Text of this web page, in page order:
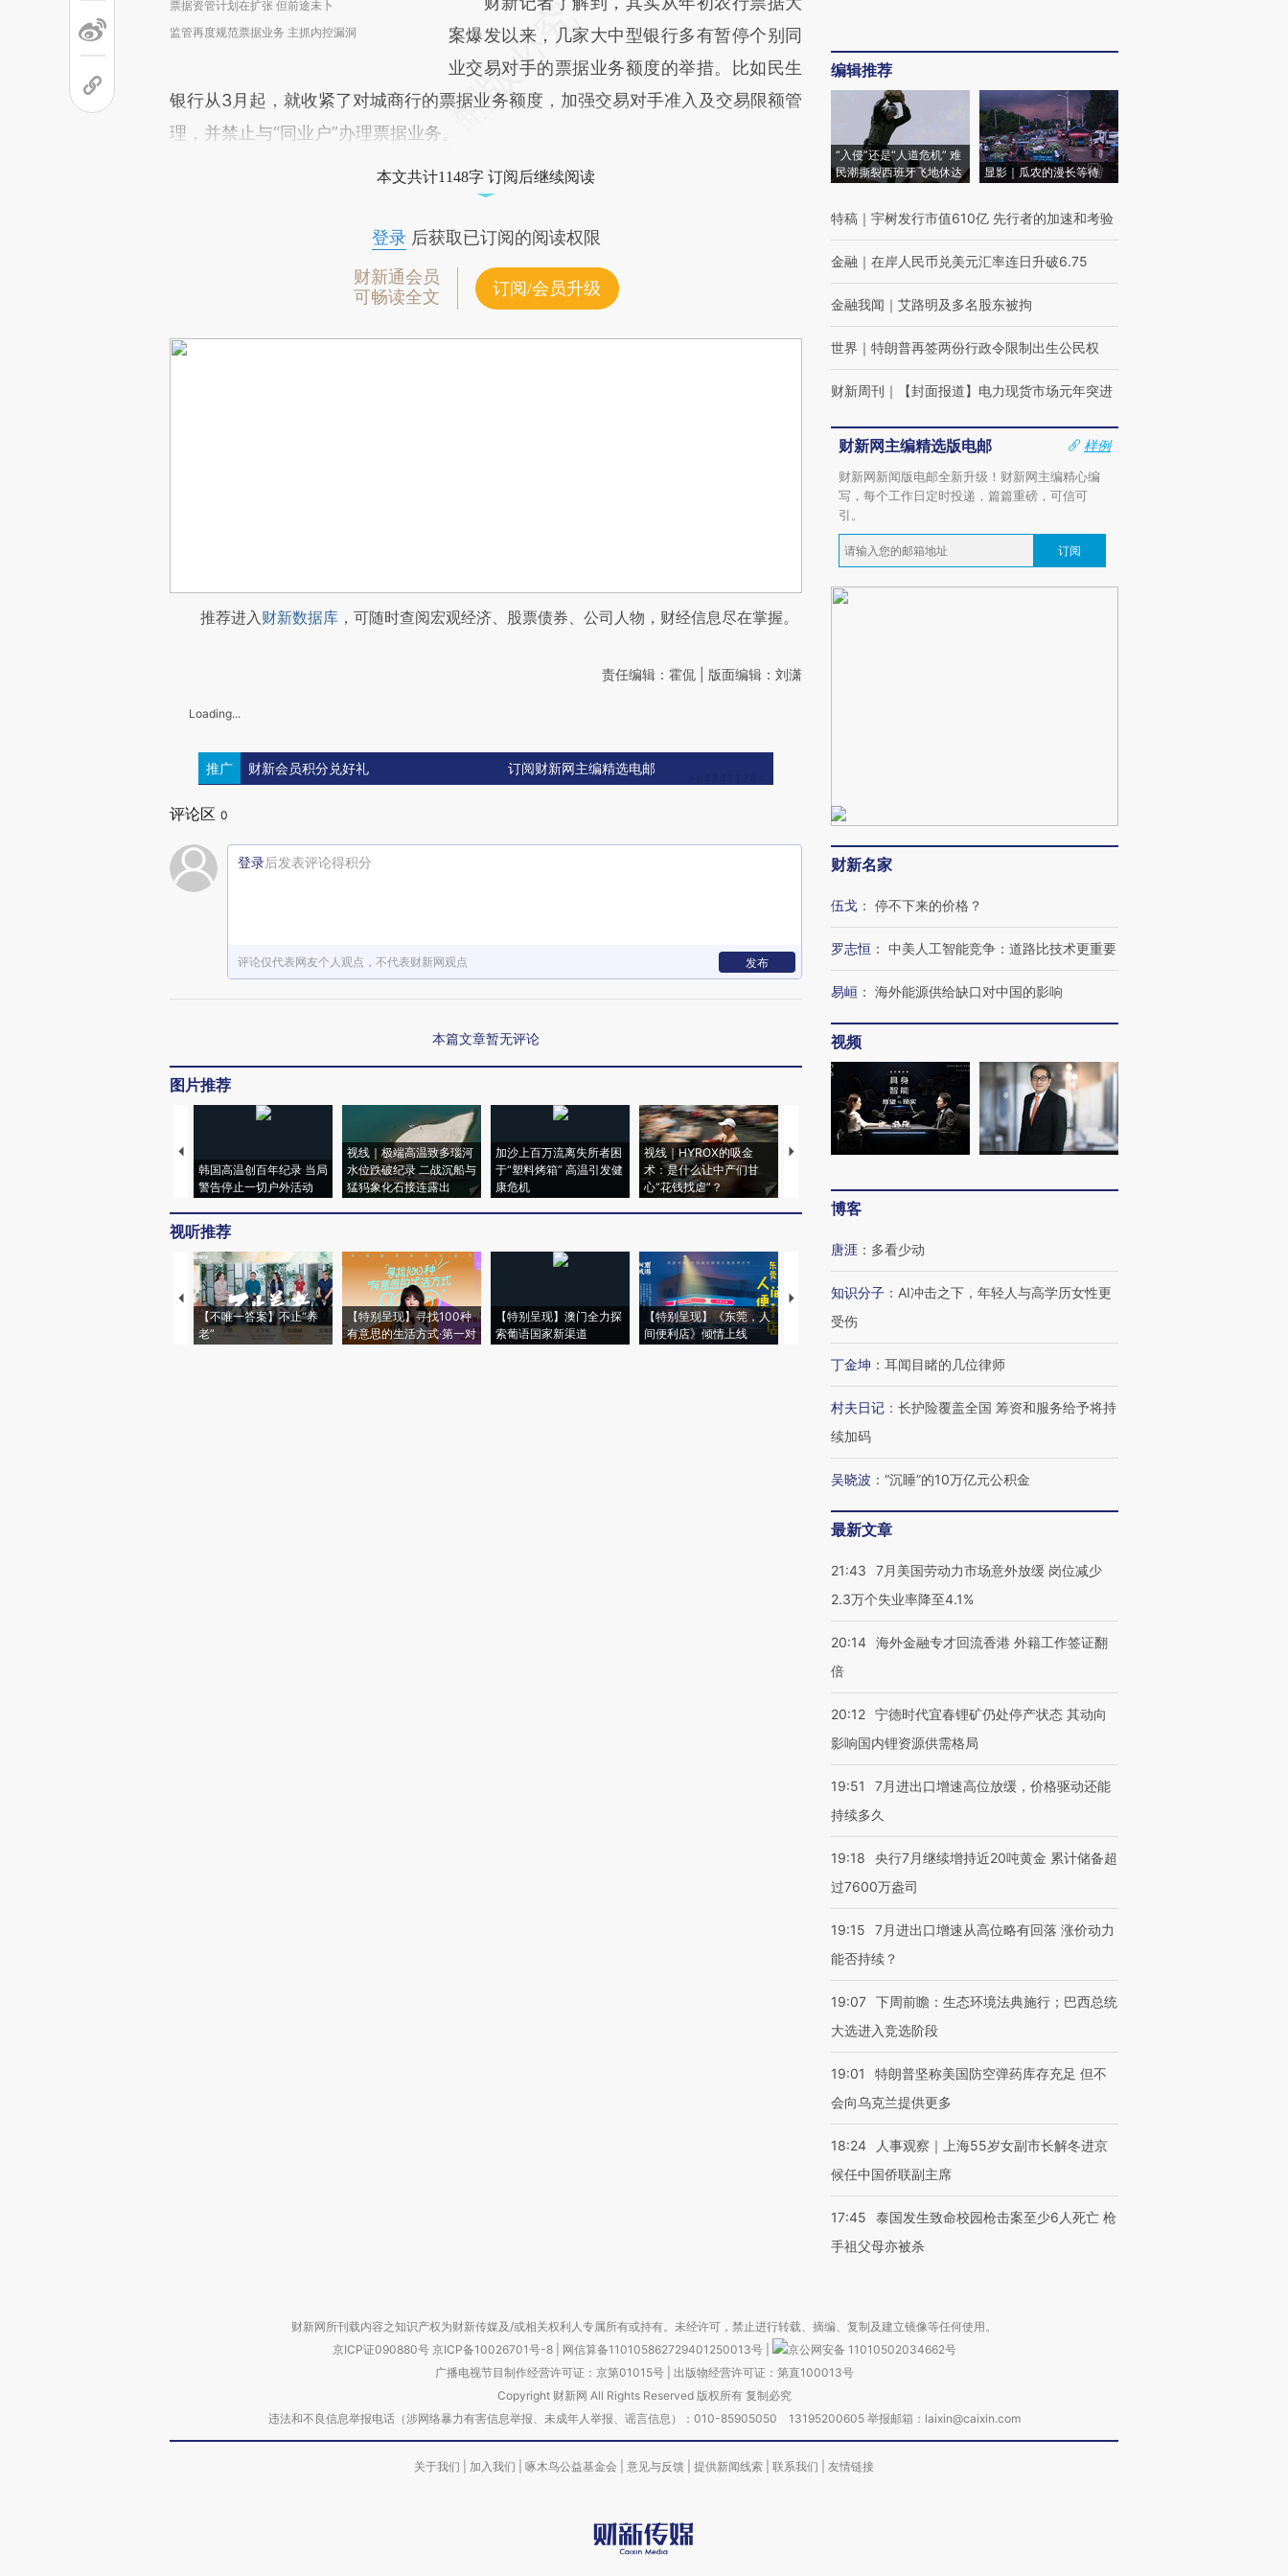
票据资管计划在扩张 但前途未卜
监管再度规范票据业务 主抓内控漏洞
案爆发以来，几家大中型银行多有暂停个别同
业交易对手的票据业务额度的举措。比如民生
银行从3月起，就收紧了对城商行的票据业务额度，加强交易对手准入及交易限额管
理，并禁止与“同业户”办理票据业务。
本文共计1148字 订阅后继续阅读
登录后获取已订阅的阅读权限
财新通会员
可畅读全文
订阅/会员升级
推荐进入财新数据库 ，可随时查阅宏观经济、股票债券、公司人物，财经信息尽在掌握。
责任编辑：霍侃 | 版面编辑：刘潇
Loading...
推广 财新会员积分兑好礼 订阅财新网主编精选电邮
评论区 0
登录后发表评论得积分
评论仅代表网友个人观点，不代表财新网观点 发布
本篇文章暂无评论
图片推荐
韩国高温创百年纪录 当局
警告停止一切户外活动
视线｜极端高温致多瑙河
水位跌破纪录 二战沉船与
猛犸象化石接连露出
加沙上百万流离失所者困
于“塑料烤箱” 高温引发健
康危机
视线｜HYROX的吸金
术：是什么让中产们甘
心“花钱找虐”？
马航飞行员跨国走私7万
视线｜被称为“蟑螂”的印
育部长拱下台
视线｜“入侵”还是“人道危
飞地休达
视听推荐
【不唯一答案】不止“养
老”
【特别呈现】寻找100种
有意思的生活方式·第一对
【特别呈现】澳门全力探
索葡语国家新渠道
【特别呈现】《东莞，人
间便利店》倾情上线
【推广】走进第四届链博
会，让数智科技“链”接产
【商旅对话】华住集团
编辑推荐
“入侵”还是“人道危机” 难
民潮撕裂西班牙飞地休达
显影｜瓜农的漫长等待
特稿 ｜ 宇树发行市值610亿 先行者的加速和考验
金融 ｜ 在岸人民币兑美元汇率连日升破6.75
金融我闻 ｜ 艾路明及多名股东被拘
世界 ｜ 特朗普再签两份行政令限制出生公民权
财新周刊 ｜ 【封面报道】电力现货市场元年突进
财新网主编精选版电邮
样例
财新网新闻版电邮全新升级！财新网主编精心编
写，每个工作日定时投递，篇篇重磅，可信可
引。
订阅
财新名家
伍戈 ： 停不下来的价格？
罗志恒 ： 中美人工智能竞争：道路比技术更重要
易峘 ： 海外能源供给缺口对中国的影响
视频
博客
唐涯 ： 多看少动
知识分子 ： AI冲击之下，年轻人与高学历女性更
受伤
丁金坤 ： 耳闻目睹的几位律师
村夫日记 ： 长护险覆盖全国 筹资和服务给予将持
续加码
吴晓波 ： “沉睡”的10万亿元公积金
最新文章
21:43
7月美国劳动力市场意外放缓 岗位减少
2.3万个失业率降至4.1%
20:14 海外金融专才回流香港 外籍工作签证翻
倍
20:12 宁德时代宜春锂矿仍处停产状态 其动向
影响国内锂资源供需格局
19:51
7月进出口增速高位放缓，价格驱动还能
持续多久
19:18
央行7月继续增持近20吨黄金 累计储备超
过7600万盎司
19:15
7月进出口增速从高位略有回落 涨价动力
能否持续？
19:07 下周前瞻：生态环境法典施行；巴西总统
大选进入竞选阶段
19:01
特朗普坚称美国防空弹药库存充足 但不
会向乌克兰提供更多
18:24
人事观察｜上海55岁女副市长解冬进京
候任中国侨联副主席
17:45
泰国发生致命校园枪击案至少6人死亡 枪
手祖父母亦被杀
财新网所刊载内容之知识产权为财新传媒及/或相关权利人专属所有或持有。未经许可，禁止进行转载、摘编、复制及建立镜像等任何使用。
京ICP证090880号 京ICP备10026701号-8 网信算备110105862729401250013号
京公网安备 11010502034662号
广播电视节目制作经营许可证：京第01015号| 出版物经营许可证：第直100013号
Copyright 财新网 All Rights Reserved 版权所有 复制必究
违法和不良信息举报电话（涉网络暴力有害信息举报、未成年人举报、谣言信息）：010-85905050 13195200605 举报邮箱：laixin@caixin.com
关于我们 加入我们 啄木鸟公益基金会 意见与反馈 提供新闻线索 联系我们 友情链接